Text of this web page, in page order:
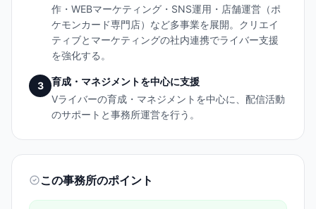
作・WEBマーケティング・SNS運用・店舗運営（ポ
ケモンカード専門店）など多事業を展開。クリエイ
ティブとマーケティングの社内連携でライバー支援
を強化する。
3
育成・マネジメントを中心に支援
Vライバーの育成・マネジメントを中心に、配信活動
のサポートと事務所運営を行う。
この事務所のポイント